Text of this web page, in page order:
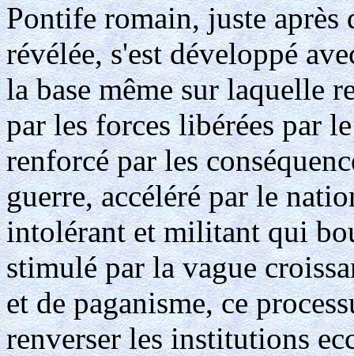
Pontife romain, juste après
révélée, s'est développé
la base même sur laquelle
par les forces libérées par
renforcé par les
guerre, accéléré par le
intolérant et militant qui
stimulé par la vague
et de paganisme, ce
renverser les institutions